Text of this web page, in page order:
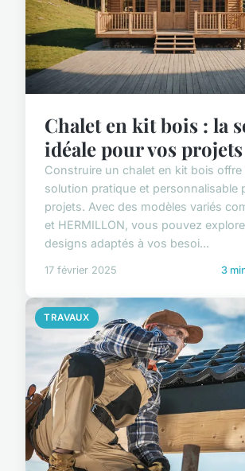
Chalet en kit bois : la
idéale pour vos projets
Construire un chalet en kit bois offre
solution pratique et personnalisable
projets. Avec des modèles variés
et HERMILLON, vous pouvez
designs adaptés à vos besoi...
17 février 2025 3
TRAVAUX